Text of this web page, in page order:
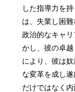
した指導力を
は、失業し困
政治的なキャ
かし、彼の卓
により、彼は
な変革を成し
だけではなく